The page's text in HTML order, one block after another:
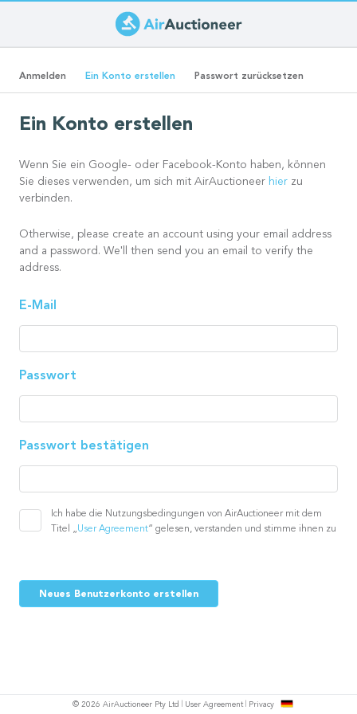
zum
Inhalt
Primäre
Anmelden Ein Konto erstellen (aktiver
Reiter)
Passwort zurücksetzen
Ein Konto erstellen
Wenn Sie ein Google- oder Facebook-Konto haben, können
Sie dieses verwenden, um sich mit AirAuctioneer hier zu
verbinden.
Otherwise, please create an account using your email address
and a password. We'll then send you an email to verify the
address.
E-Mail
Passwort
Passwort bestätigen
Ich habe die Nutzungsbedingungen von AirAuctioneer mit dem
Titel „User Agreement“ gelesen, verstanden und stimme ihnen zu
Neues Benutzerkonto erstellen
© 2026 AirAuctioneer Pty Ltd User Agreement Privacy